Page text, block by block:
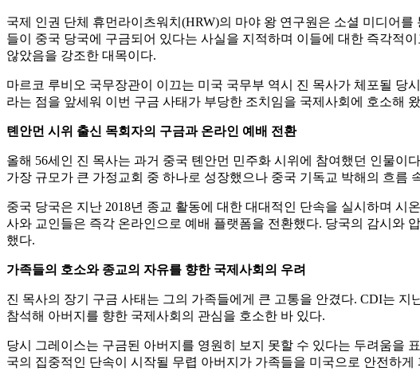
국제 인권 단체 휴먼라이츠워치(HRW)의 마야 왕 연구원은 소셜 미디어
들이 중국 당국에 구금되어 있다는 사실을 지적하며 이들에 대한 즉각적
않았음을 강조한 대목이다.
마르코 루비오 국무장관이 이끄는 미국 국무부 역시 진 목사가 체포될
라는 점을 앞세워 이번 구금 사태가 부당한 조치임을 국제사회에 호소해
톈안먼 시위 출신 목회자의 구금과 온라인 예배 전환
올해 56세인 진 목사는 과거 중국 톈안먼 민주화 시위에 참여했던 인물이
가장 규모가 큰 가정교회 중 하나로 성장했으나 중국 기독교 박해의 흐름
중국 당국은 지난 2018년 종교 활동에 대한 대대적인 단속을 실시하며
사와 교인들은 즉각 온라인으로 예배 플랫폼을 전환했다. 당국의 감시와
했다.
가족들의 호소와 종교의 자유를 향한 국제사회의 우려
진 목사의 장기 구금 사태는 그의 가족들에게 큰 고통을 안겼다. CDI는
참석해 아버지를 향한 국제사회의 관심을 호소한 바 있다.
당시 그레이스는 구금된 아버지를 영원히 보지 못할 수 있다는 두려움을
국의 집중적인 단속이 시작될 무렵 아버지가 가족들을 미국으로 안전하